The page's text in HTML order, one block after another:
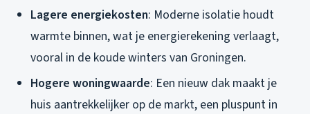
Lagere energiekosten: Moderne isolatie houdt
warmte binnen, wat je energierekening verlaagt,
vooral in de koude winters van Groningen.
Hogere woningwaarde: Een nieuw dak maakt je
huis aantrekkelijker op de markt, een pluspunt in